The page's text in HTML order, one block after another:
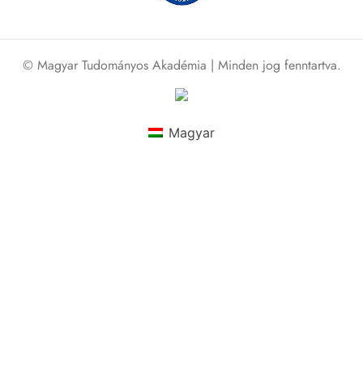
© Magyar Tudományos Akadémia | Minden jog fenntartva.
Magyar